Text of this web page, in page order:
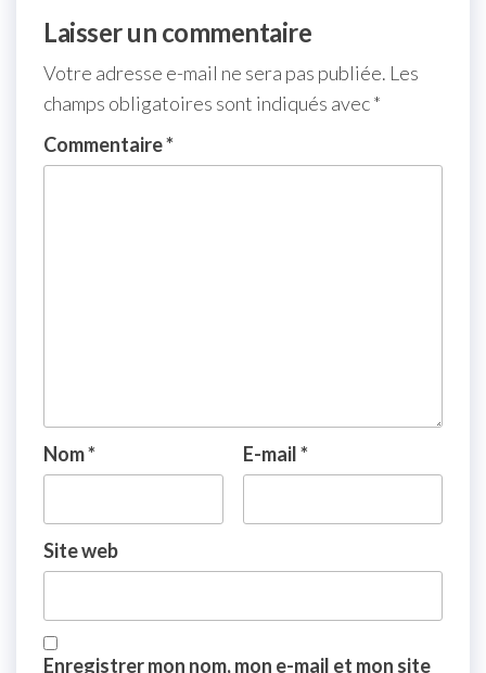
Laisser un commentaire
Votre adresse e-mail ne sera pas publiée. Les
champs obligatoires sont indiqués avec*
Commentaire*
Nom* E-mail*
Site web
Enregistrer mon nom, mon e-mail et mon site